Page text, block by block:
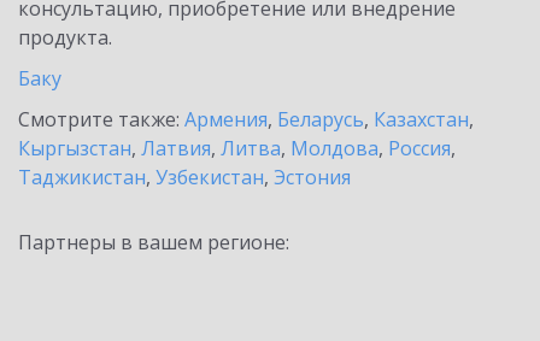
консультацию, приобретение или внедрение
продукта.
Баку
Смотрите также: Армения, Беларусь, Казахстан,
Кыргызстан, Латвия, Литва, Молдова, Россия,
Таджикистан, Узбекистан, Эстония
Партнеры в вашем регионе: